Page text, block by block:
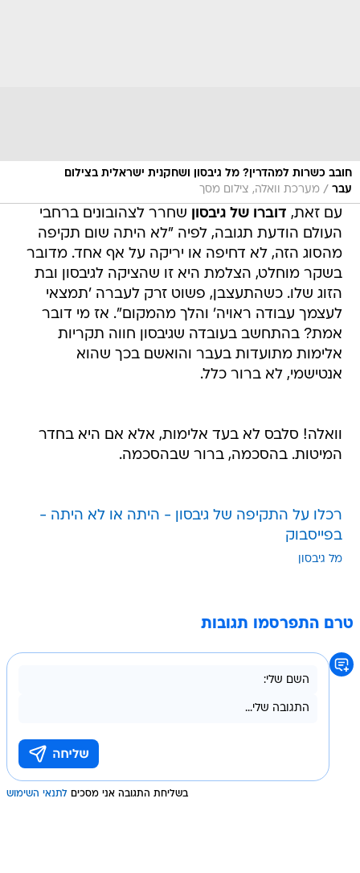
חובב כשרות למהדרין? מל גיבסון ושחקנית ישראלית בצילום
עבר / מערכת וואלה, צילום מסך
עם זאת, דוברו של גיבסון שחרר לצהובונים ברחבי
העולם הודעת תגובה, לפיה "לא היתה שום תקיפה
מהסוג הזה, לא דחיפה או יריקה על אף אחד. מדובר
בשקר מוחלט, הצלמת היא זו שהציקה לגיבסון ובת
הזוג שלו. כשהתעצבן, פשוט זרק לעברה 'תמצאי
לעצמך עבודה ראויה' והלך מהמקום". אז מי דובר
אמת? בהתחשב בעובדה שגיבסון חווה תקריות
אלימות מתועדות בעבר והואשם בכך שהוא
אנטישמי, לא ברור כלל.
וואלה! סלבס לא בעד אלימות, אלא אם היא בחדר
המיטות. בהסכמה, ברור שבהסכמה.
רכלו על התקיפה של גיבסון - היתה או לא היתה -
בפייסבוק
מל גיבסון
טרם התפרסמו תגובות
בשליחת התגובה אני מסכים לתנאי השימוש